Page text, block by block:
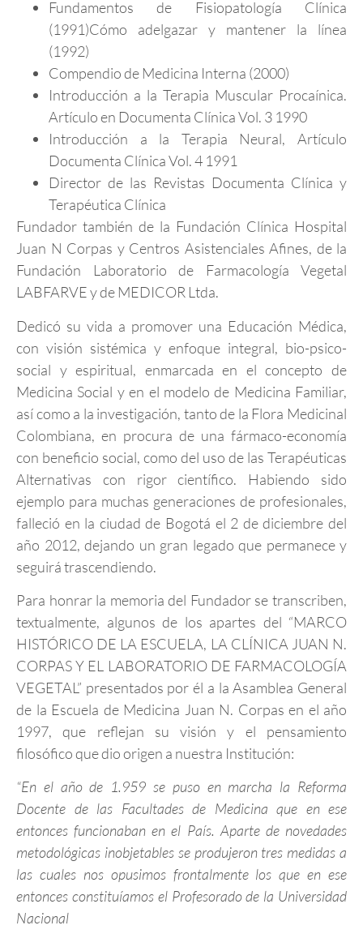
Fundamentos de Fisiopatología Clínica
(1991)Cómo adelgazar y mantener la línea
(1992)
Compendio de Medicina Interna (2000)
Introducción a la Terapia Muscular Procaínica.
Artículo en Documenta Clínica Vol. 3 1990
Introducción a la Terapia Neural, Artículo
Documenta Clínica Vol. 4 1991
Director de las Revistas Documenta Clínica y
Terapéutica Clínica
Fundador también de la Fundación Clínica Hospital
Juan N Corpas y Centros Asistenciales Afines, de la
Fundación Laboratorio de Farmacología Vegetal
LABFARVE y de MEDICOR Ltda.
Dedicó su vida a promover una Educación Médica,
con visión sistémica y enfoque integral, bio-psico-
social y espiritual, enmarcada en el concepto de
Medicina Social y en el modelo de Medicina Familiar,
así como a la investigación, tanto de la Flora Medicinal
Colombiana, en procura de una fármaco-economía
con beneficio social, como del uso de las Terapéuticas
Alternativas con rigor científico. Habiendo sido
ejemplo para muchas generaciones de profesionales,
falleció en la ciudad de Bogotá el 2 de diciembre del
año 2012, dejando un gran legado que permanece y
seguirá trascendiendo.
Para honrar la memoria del Fundador se transcriben,
textualmente, algunos de los apartes del “MARCO
HISTÓRICO DE LA ESCUELA, LA CLÍNICA JUAN N.
CORPAS Y EL LABORATORIO DE FARMACOLOGÍA
VEGETAL” presentados por él a la Asamblea General
de la Escuela de Medicina Juan N. Corpas en el año
1997, que reflejan su visión y el pensamiento
filosófico que dio origen a nuestra Institución:
“En el año de 1.959 se puso en marcha la Reforma
Docente de las Facultades de Medicina que en ese
entonces funcionaban en el País. Aparte de novedades
metodológicas inobjetables se produjeron tres medidas a
las cuales nos opusimos frontalmente los que en ese
entonces constituíamos el Profesorado de la Universidad
Nacional